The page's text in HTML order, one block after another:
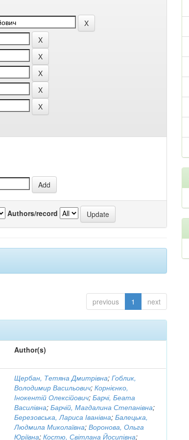
Authors/record
previous 1 next
Author(s)
Щербан, Тетяна Дмитрівна;Гоблик,
Володимир Васильович;Корнієнко,
Інокентій Олексійович;Барчі, Беата
Василівна;Барчій, Магдалина Степанівна;
Березовська, Лариса Іванівна;Балецька,
Людмила Миколаївна;Воронова, Ольга
Юріївна;Костю, Світлана Йосипівна;